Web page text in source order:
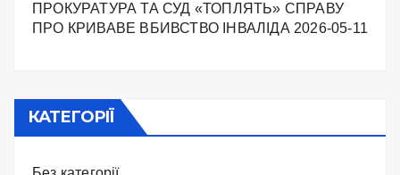
ПРОКУРАТУРА ТА СУД «ТОПЛЯТЬ» СПРАВУ
ПРО КРИВАВЕ ВБИВСТВО ІНВАЛІДА 2026-05-11
КАТЕГОРІЇ